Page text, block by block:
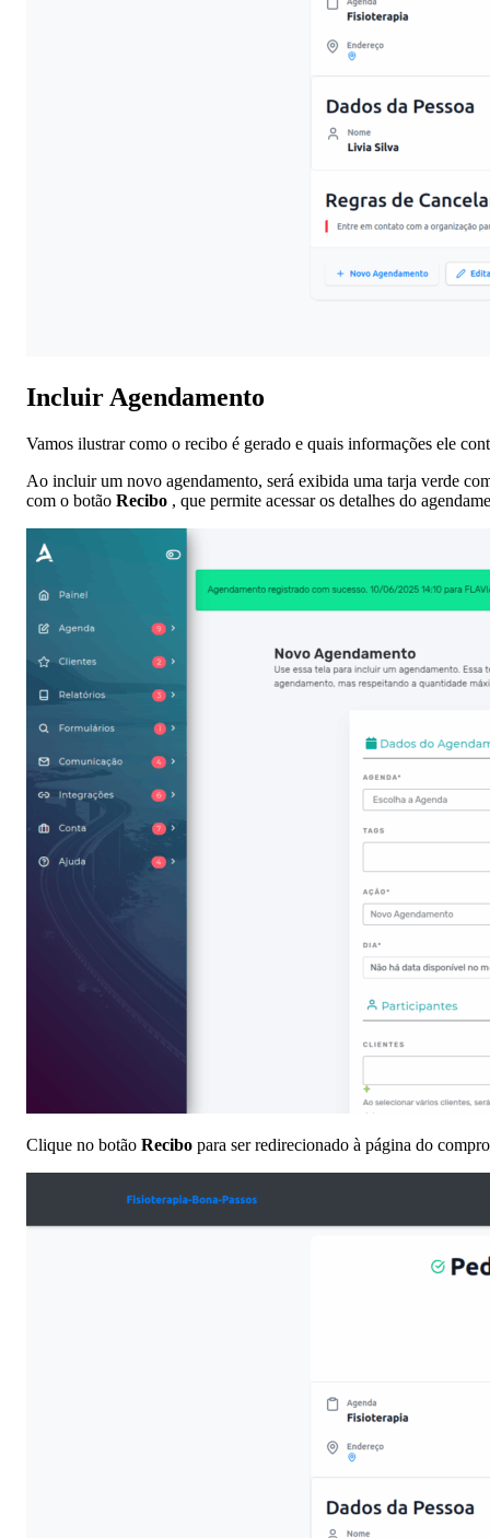
Incluir Agendamento
Vamos ilustrar como o recibo é gerado e quais informações ele
Ao incluir um novo agendamento, será exibida uma tarja verde
com o botão Recibo , que permite acessar os detalhes do
Clique no botão Recibo para ser redirecionado à página do